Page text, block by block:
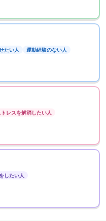
たい人 運動経験のない人
トレスを解消したい人
したい人